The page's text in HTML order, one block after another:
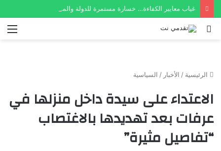
غياب معايير الكفاءة… خسارة مستمرة للدولة والمواطن الموريتاني
بحث
الرئيسية / الأخبار / السياسية
الاعتداء على سيدة داخل منزلها في
عرفات بعد تهديدها بالاغتصاب
“تفاصيل مثيرة”